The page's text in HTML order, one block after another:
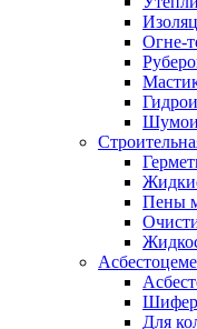
Огне-
Пены
Шифер
Для